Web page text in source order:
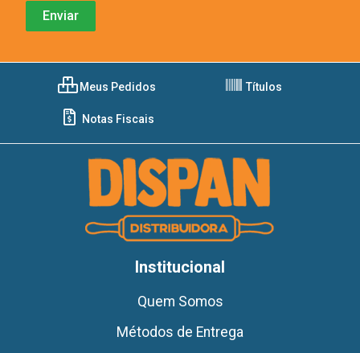
Meus Pedidos Títulos
Notas Fiscais
Institucional
Quem Somos
Métodos de Entrega